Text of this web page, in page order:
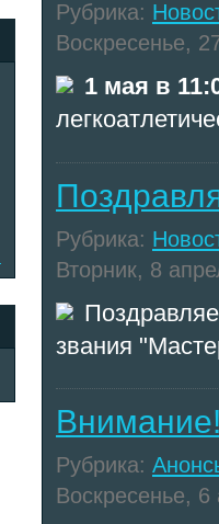
Рубрика:
Воскресенье,
1 мая в
Рубрика:
Вторник, 8
звания
Рубрика:
Воскресенье, 6